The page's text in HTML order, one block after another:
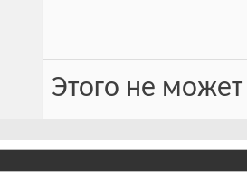
Этого не